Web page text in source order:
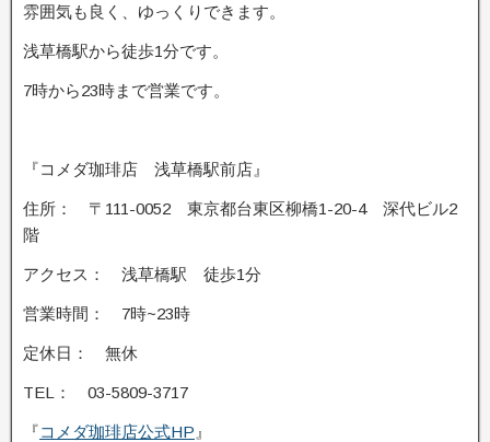
雰囲気も良く、ゆっくりできます。
浅草橋駅から徒歩1分です。
7時から23時まで営業です。
『コメダ珈琲店 浅草橋駅前店』
住所： 〒111-0052 東京都台東区柳橋1-20-4 深代ビル2
階
アクセス： 浅草橋駅 徒歩1分
営業時間： 7時~23時
定休日： 無休
TEL： 03-5809-3717
『コメダ珈琲店公式HP 』